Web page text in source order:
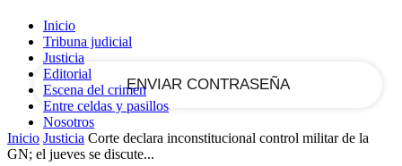
Inicio
Tribuna judicial
Justicia
Editorial
Escena del crimen
Entre celdas y pasillos
Nosotros
Inicio Justicia Corte declara inconstitucional control militar de la
GN; el jueves se discute...